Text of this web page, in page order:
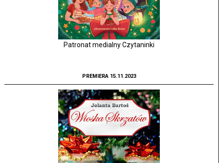
Patronat medialny Czytaninki
PREMIERA 15.11.2023